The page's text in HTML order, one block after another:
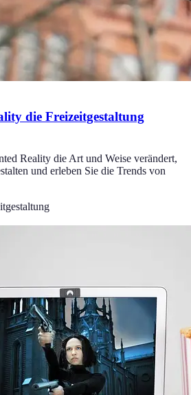
die Freizeitgestaltung
Reality die Art und Weise verändert,
und erleben Sie die Trends von